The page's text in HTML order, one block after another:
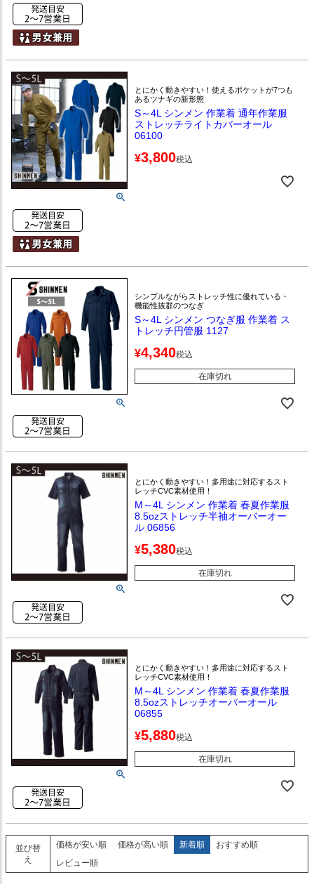
とにかく動きやすい！使えるポケットが7つも
あるツナギの新形態
S～4L シンメン 作業着 通年作業服
ストレッチライトカバーオール
06100
¥3,800税込
シンプルながらストレッチ性に優れている・
機能性抜群のつなぎ
S～4L シンメン つなぎ服 作業着 ス
トレッチ円管服 1127
¥4,340税込
在庫切れ
とにかく動きやすい！多用途に対応するスト
レッチCVC素材使用！
M～4L シンメン 作業着 春夏作業服
8.5ozストレッチ半袖オーバーオー
ル 06856
¥5,380税込
在庫切れ
とにかく動きやすい！多用途に対応するスト
レッチCVC素材使用！
M～4L シンメン 作業着 春夏作業服
8.5ozストレッチオーバーオール
06855
¥5,880税込
在庫切れ
並び替
え
価格が安い順 価格が高い順 新着順
おすすめ順
レビュー順